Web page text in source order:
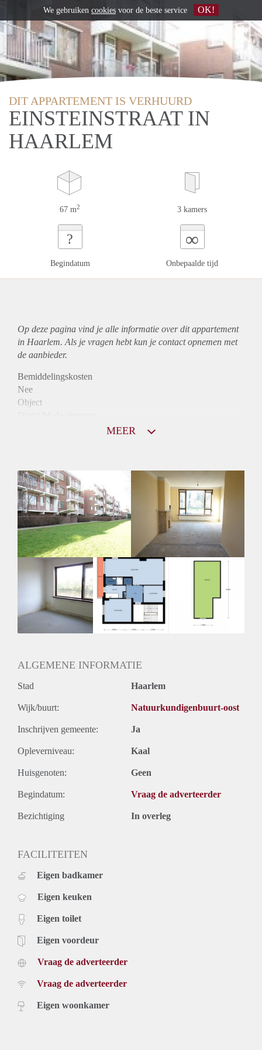
DIT APPARTEMENT IS VERHUURD
EINSTEINSTRAAT IN
HAARLEM
67 m2 3 kamers
?
Begindatum
∞
Onbepaalde tijd
Op deze pagina vind je alle informatie over ditappartement
in Haarlem. Als je vragen hebt kun je contact opnemen met
de aanbieder.
Bemiddelingskosten
Nee
Object
Huurtoeslag
Niet mogelijk
Inkomen eis
3,2 X Maandhuur Bruto
Huurtermijn
Onbepaalde termijn
Oplevering
Kaal
MEER
ALGEMENE INFORMATIE
Stad Haarlem
Wijk/buurt: Natuurkundigenbuurt-oost
Inschrijven gemeente: Ja
Opleverniveau: Kaal
Huisgenoten: Geen
Begindatum: Vraag de adverteerder
Bezichtiging In overleg
FACILITEITEN
Eigen badkamer
Eigen keuken
Eigen toilet
Eigen voordeur
Vraag de adverteerder
Vraag de adverteerder
Eigen woonkamer
We gebruiken cookies voor de beste service OK!